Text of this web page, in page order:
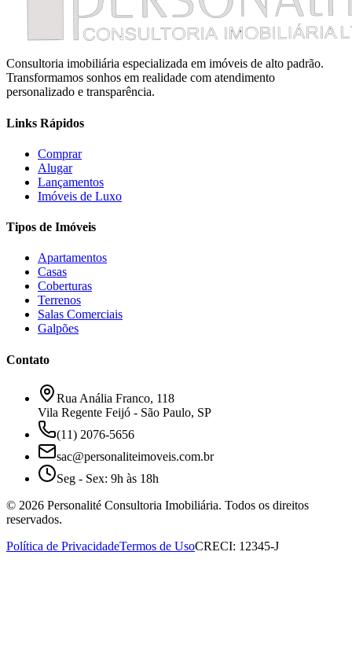
Consultoria imobiliária especializada em imóveis de alto padrão.
Transformamos sonhos em realidade com atendimento
personalizado e transparência.
Links Rápidos
Comprar
Alugar
Lançamentos
Imóveis de Luxo
Tipos de Imóveis
Apartamentos
Casas
Coberturas
Terrenos
Salas Comerciais
Galpões
Contato
Rua Anália Franco, 118
Vila Regente Feijó - São Paulo, SP
(11) 2076-5656
sac@personaliteimoveis.com.br
Seg - Sex: 9h às 18h
© 2026 Personalité Consultoria Imobiliária. Todos os direitos
reservados.
Política de PrivacidadeTermos de UsoCRECI: 12345-J